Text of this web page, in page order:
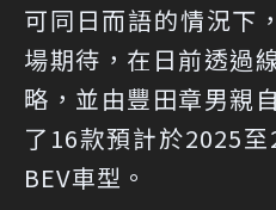
可同日而語的情況下
場期待，在日前透過
略，並由豐田章男親
了16款預計於2025
BEV車型。